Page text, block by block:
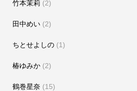
竹本茉莉 (2)
田中めい(2)
ちとせよしの(1)
椿ゆみか(2)
鶴巻星奈 (15)